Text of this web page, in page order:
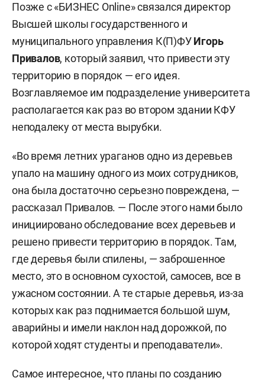
Позже с «БИЗНЕС Online» связался директор
Высшей школы государственного и
муниципального управления К(П)ФУИгорь
Привалов, который заявил, что привести эту
территорию в порядок — его идея.
Возглавляемое им подразделение университета
располагается как раз во втором здании КФУ
неподалеку от места вырубки.
«Во время летних ураганов одно из деревьев
упало на машину одного из моих сотрудников,
она была достаточно серьезно повреждена, —
рассказал Привалов. — После этого нами было
инициировано обследование всех деревьев и
решено привести территорию в порядок. Там,
где деревья были спилены, — заброшенное
место, это в основном сухостой, самосев, все в
ужасном состоянии. А те старые деревья, из-за
которых как раз поднимается большой шум,
аварийны и имели наклон над дорожкой, по
которой ходят студенты и преподаватели».
Самое интересное, что планы по созданию